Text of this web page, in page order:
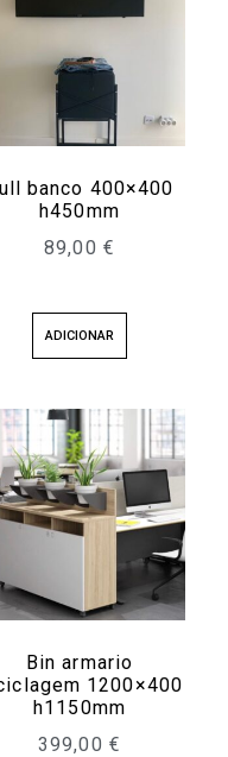
banco 400×400
h450mm
89,00 €
ADICIONAR
Bin armario
1200×400
h1150mm
399,00 €